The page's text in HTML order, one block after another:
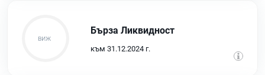
Бърза Ликвидност
към 31.12.2024 г.